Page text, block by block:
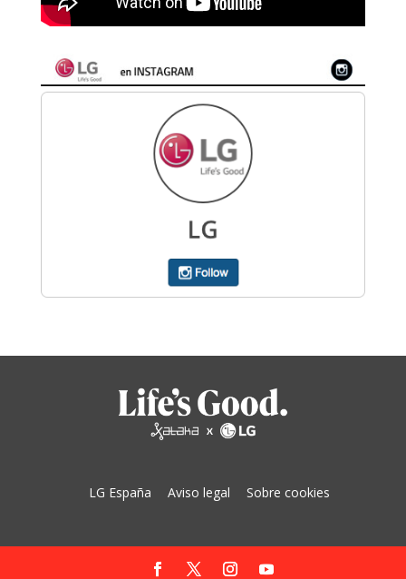
LG España Aviso legal Sobre cookies